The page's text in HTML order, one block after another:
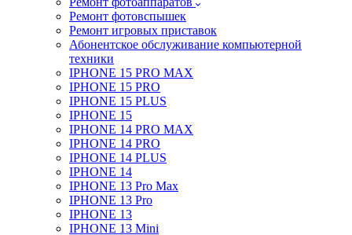
Ремонт фотовспышек
Ремонт игровых приставок
Абонентское обслуживание компьютерной
техники
IPHONE 15 PRO MAX
IPHONE 15 PRO
IPHONE 15 PLUS
IPHONE 15
IPHONE 14 PRO MAX
IPHONE 14 PRO
IPHONE 14 PLUS
IPHONE 14
IPHONE 13 Pro Max
IPHONE 13 Pro
IPHONE 13
IPHONE 13 Mini